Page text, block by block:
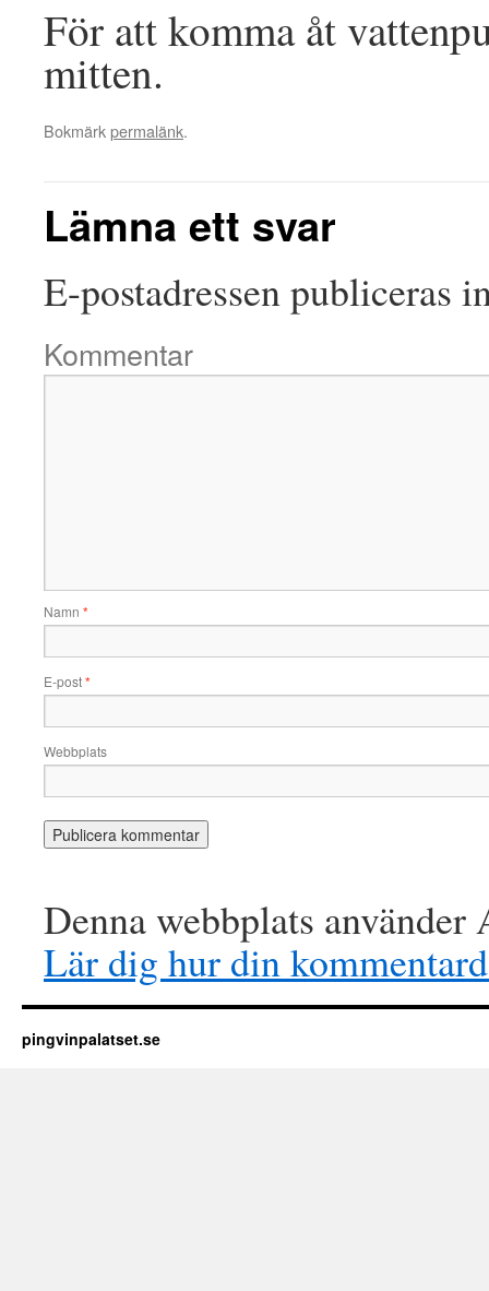
För att komma åt
mitten.
Bokmärkpermalänk.
Lämna ett svar
E-postadressen publiceras
Kommentar
Namn *
E-post*
Webbplats
Denna webbplats
Lär dig hur din
pingvinpalatset.se